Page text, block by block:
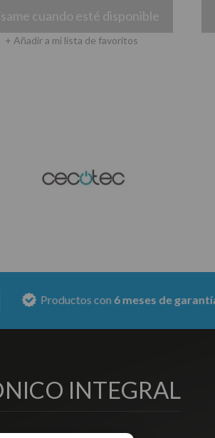
cuando esté disponible
+ Añadir a mi lista de favoritos
con6 meses de garantía
INTEGRAL